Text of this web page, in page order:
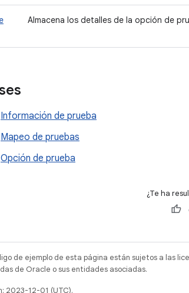
Almacena los detalles de la opción de
Información de prueba
Mapeo de pruebas
Opción de prueba
¿Te ha
de ejemplo de esta página están sujetos a las
de Oracle o sus entidades asociadas.
2023-12-01 (UTC).